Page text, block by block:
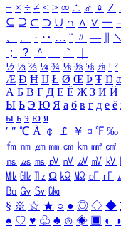
± × ÷ ≠ ≤ ≥ ∞ ∴ ♂ ♀ ∠
⊆ ⊇ ⊂ ⊃ ∪ ∩ ∧ ∨ ￢
、
。 · ‥ … ¨ 〃 ― ＼
；
？ ＾ ｀
½ ⅓ ⅔ ¼ ¾ ⅛ ⅜ ⅝ ⅞ ¹ ²
Æ Ð Ħ Ĳ Ł Ø Œ Þ Ŧ Ŋ
А Б В Г Д Е Ё Ж З И Й
Ы Ь Э Ю Я а б в г д е ё
ы ь э ю я
′ ″ ℃ Å ￠ ￡ ￥ ¤ ℉ ‰
㎙ ㎚ ㎛ ㎜ ㎝ ㎞ ㎟ ㎠
㎱ ㎲ ㎳ ㎴ ㎵ ㎶ ㎷ ㎸
㎒ ㎓ ㎔ Ω ㏀ ㏁ ㎊ ㎋
㏃ ㏉ ㏜ ㏆
§ ※ ☆ ★ ○ ● ◎ ◇ ◆
♠ ♡ ♥ ♧ ♣ ⊙ ◈ ▣ ◐ ◑